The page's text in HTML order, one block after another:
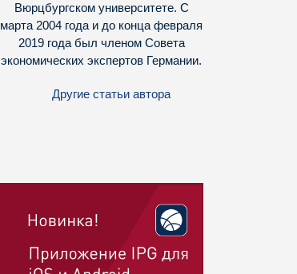
Вюрцбургском университете. С
марта 2004 года и до конца февраля
2019 года был членом Совета
экономических экспертов Германии.
Другие статьи автора